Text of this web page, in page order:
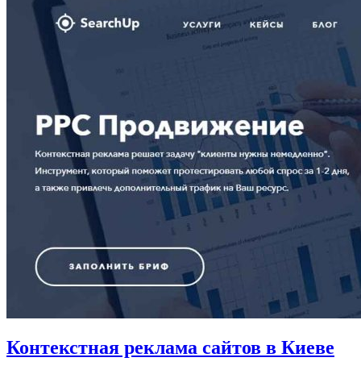
Отправить
Контекстная реклама сайтов в Киеве